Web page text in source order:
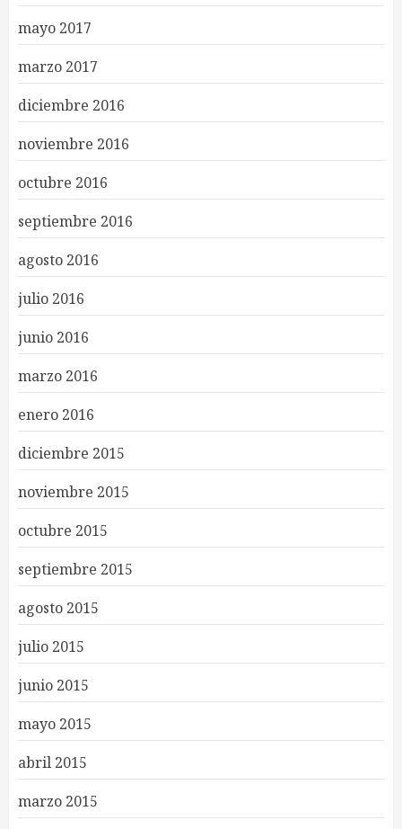
mayo 2017
marzo 2017
diciembre 2016
noviembre 2016
octubre 2016
septiembre 2016
agosto 2016
julio 2016
junio 2016
marzo 2016
enero 2016
diciembre 2015
noviembre 2015
octubre 2015
septiembre 2015
agosto 2015
julio 2015
junio 2015
mayo 2015
abril 2015
marzo 2015